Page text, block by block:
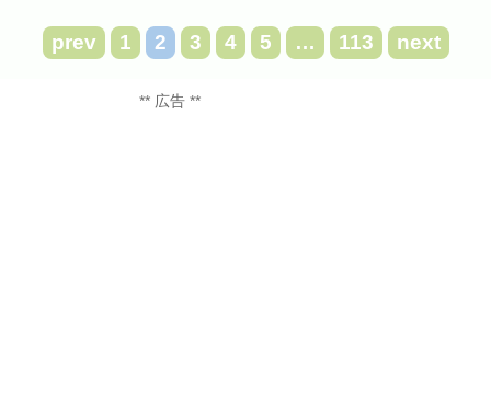
prev 1 2 3 4 5 … 113 next
** 広告 **